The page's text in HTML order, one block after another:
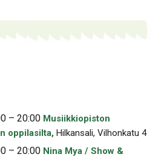
– 20:00 Musiikkiopiston
oppilasilta, Hilkansali, Vilhonkatu 4
– 20:00 Nina Mya / Show &